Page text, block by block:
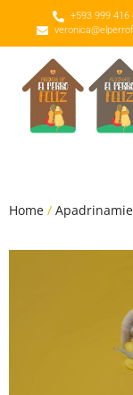
+593 999 416
Home /